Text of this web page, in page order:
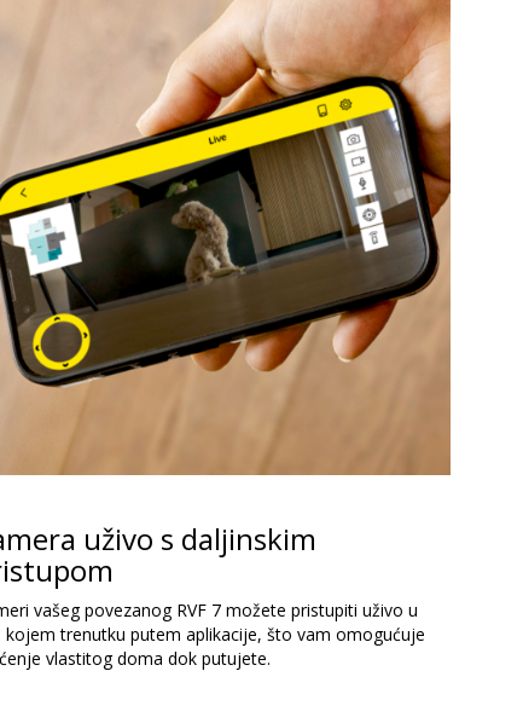
uživo s daljinskim
vašeg povezanog RVF 7 možete pristupiti uživo u
kojem trenutku putem aplikacije, što vam omogućuje
vlastitog doma dok putujete.